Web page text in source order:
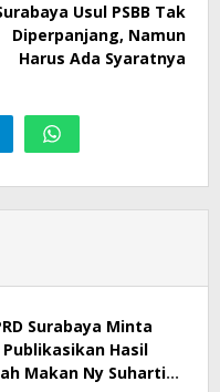
Usul PSBB Tak
Diperpanjang, Namun
Harus Ada Syaratnya
Surabaya Minta
Hasil
Makan Ny Suharti